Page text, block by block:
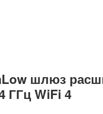
шлюз
ГГц WiFi 4